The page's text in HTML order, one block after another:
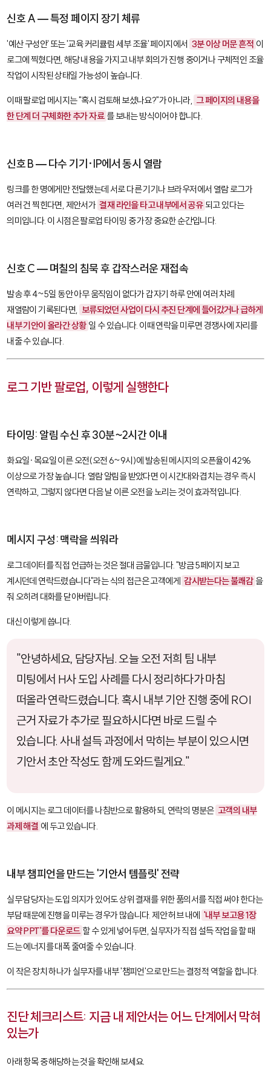
신호 A — 특정 페이지 장기 체류
'예산 구성안' 또는 '교육 커리큘럼 세부 조율' 페이지에서 3분 이상 머문 흔적 이
로그에 찍혔다면, 해당 내용을 가지고 내부 회의가 진행 중이거나 구체적인 조율
작업이 시작된 상태일 가능성이 높습니다.
이때 팔로업 메시지는 "혹시 검토해 보셨나요?"가 아니라, 그 페이지의 내용을
한 단계 더 구체화한 추가 자료 를 보내는 방식이어야 합니다.
신호 B — 다수 기기·IP에서 동시 열람
링크를 한 명에게만 전달했는데 서로 다른 기기나 브라우저에서 열람 로그가
여러 건 찍힌다면, 제안서가 결재 라인을 타고 내부에서 공유 되고 있다는
의미입니다. 이 시점은 팔로업 타이밍 중 가장 중요한 순간입니다.
신호 C — 며칠의 침묵 후 갑작스러운 재접속
발송 후 4~5일 동안 아무 움직임이 없다가 갑자기 하루 안에 여러 차례
재열람이 기록된다면, 보류되었던 사업이 다시 추진 단계에 들어갔거나 급하게
내부 기안이 올라간 상황 일 수 있습니다. 이때 연락을 미루면 경쟁사에 자리를
내줄 수 있습니다.
로그 기반 팔로업, 이렇게 실행한다
타이밍: 알림 수신 후 30분~2시간 이내
화요일·목요일 이른 오전(오전 6~9시)에 발송된 메시지의 오픈율이 42%
이상으로 가장 높습니다. 열람 알림을 받았다면 이 시간대와 겹치는 경우 즉시
연락하고, 그렇지 않다면 다음 날 이른 오전을 노리는 것이 효과적입니다.
메시지 구성: 맥락을 씌워라
로그 데이터를 직접 언급하는 것은 절대 금물입니다. "방금 5페이지 보고
계시던데 연락드렸습니다"라는 식의 접근은 고객에게 감시받는다는 불쾌감 을
줘 오히려 대화를 닫아버립니다.
대신 이렇게 씁니다.
"안녕하세요, 담당자님. 오늘 오전 저희 팀 내부
미팅에서 H사 도입 사례를 다시 정리하다가 마침
떠올라 연락드렸습니다. 혹시 내부 기안 진행 중에 ROI
근거 자료가 추가로 필요하시다면 바로 드릴 수
있습니다. 사내 설득 과정에서 막히는 부분이 있으시면
기안서 초안 작성도 함께 도와드릴게요."
이 메시지는 로그 데이터를 나침반으로 활용하되, 연락의 명분은 고객의 내부
과제 해결 에 두고 있습니다.
내부 챔피언을 만드는 '기안서 템플릿' 전략
실무 담당자는 도입 의지가 있어도 상위 결재를 위한 품의서를 직접 써야 한다는
부담 때문에 진행을 미루는 경우가 많습니다. 제안 허브 내에 '내부 보고용 1장
요약 PPT'를 다운로드 할 수 있게 넣어두면, 실무자가 직접 설득 작업을 할 때
드는 에너지를 대폭 줄여줄 수 있습니다.
이 작은 장치 하나가 실무자를 내부 '챔피언'으로 만드는 결정적 역할을 합니다.
진단 체크리스트: 지금 내 제안서는 어느 단계에서 막혀
있는가
아래 항목 중 해당하는 것을 확인해 보세요.